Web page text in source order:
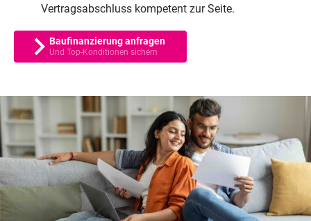
Vertragsabschluss kompetent zur Seite.
Baufinanzierung anfragen
Und Top-Konditionen sichern